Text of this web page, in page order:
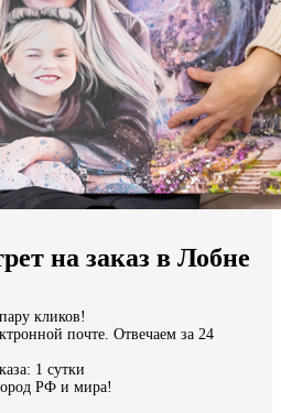
на заказ в Лобне
кликов!
почте. Отвечаем за 24
1 сутки
РФ и мира!